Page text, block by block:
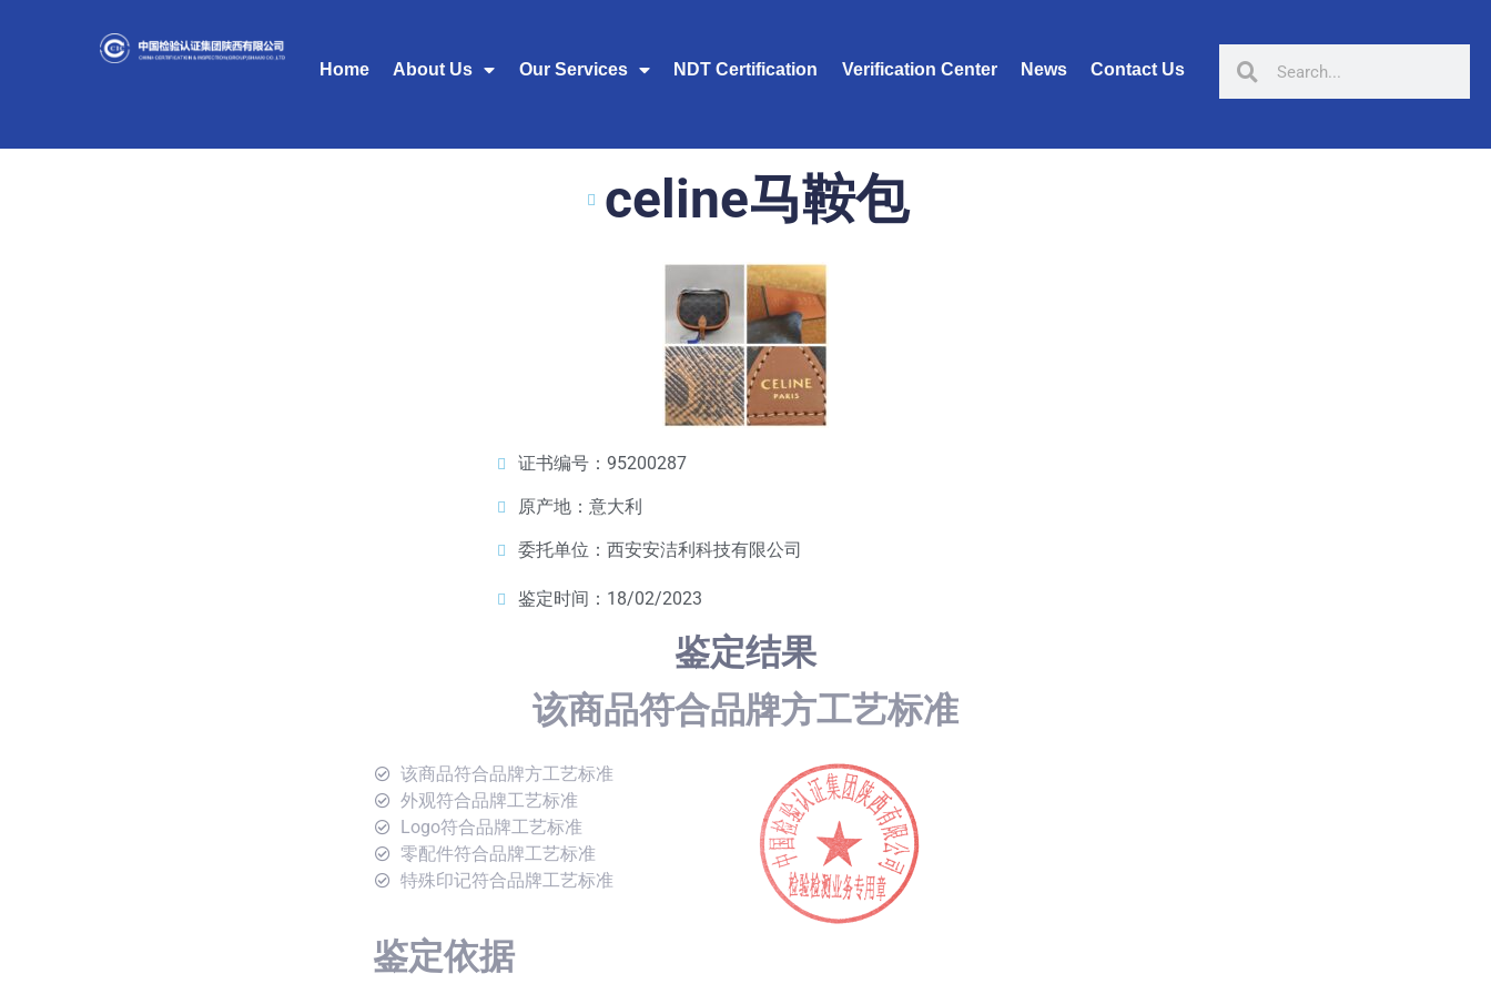
Home About Us Our Services NDT Certification Verification Center News Contact Us
celine马鞍包
证书编号：95200287
原产地：意大利
委托单位：西安安洁利科技有限公司
鉴定时间：18/02/2023
鉴定结果
该商品符合品牌方工艺标准
该商品符合品牌方工艺标准
外观符合品牌工艺标准
Logo符合品牌工艺标准
零配件符合品牌工艺标准
特殊印记符合品牌工艺标准
鉴定依据